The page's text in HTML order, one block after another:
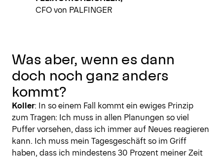
CFO von PALFINGER
Was aber, wenn es dann
doch noch ganz anders
kommt?
Koller: In so einem Fall kommt ein ewiges Prinzip
zum Tragen: Ich muss in allen Planungen so viel
Puffer vorsehen, dass ich immer auf Neues reagieren
kann. Ich muss mein Tagesgeschäft so im Griff
haben, dass ich mindestens 30 Prozent meiner Zeit